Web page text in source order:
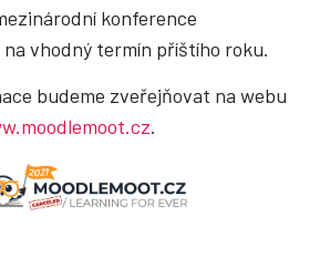
konference
na vhodný termín příštího roku.
budeme zveřejňovat na webu
.